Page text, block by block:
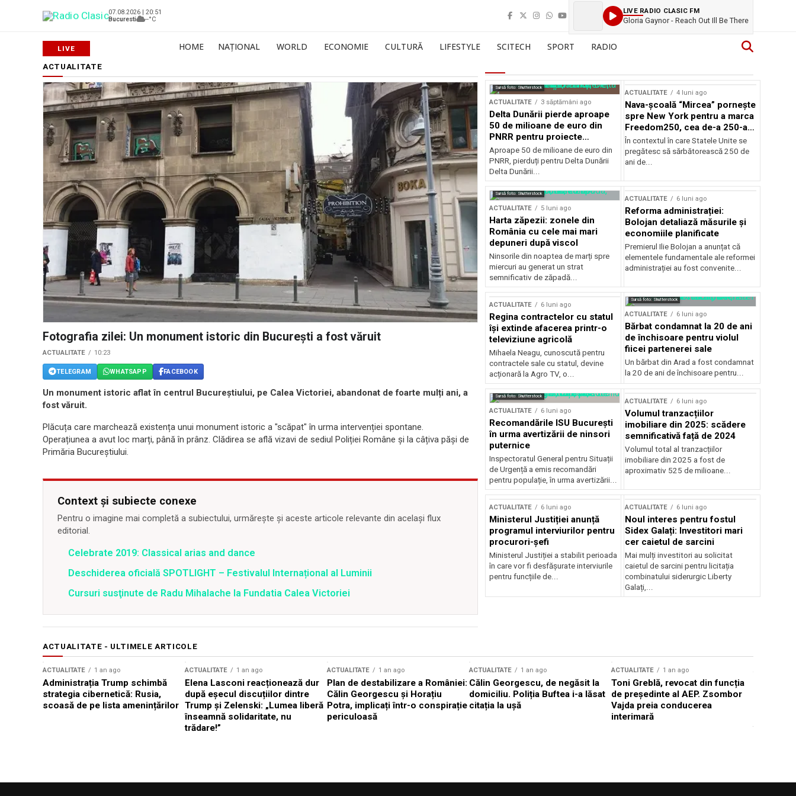
07.08.2026 | 20:51
Bucuresti
--°C
LIVE RADIO CLASIC FM
Gloria Gaynor - Reach Out Ill Be There
HOME NAȚIONAL WORLD ECONOMIE CULTURĂ LIFESTYLE SCITECH SPORT RADIO
ACTUALITATE
Fotografia zilei: Un monument istoric din București a fost văruit
ACTUALITATE 10:23
TELEGRAM WHATSAPP FACEBOOK
Un monument istoric aflat în centrul Bucureștiului, pe Calea Victoriei, abandonat de foarte mulți ani, a
fost văruit.
Plăcuța care marchează existența unui monument istoric a "scăpat" în urma intervenției spontane.
Operațiunea a avut loc marți, până în prânz. Clădirea se află vizavi de sediul Poliției Române și la câțiva păși de
Primăria Bucureștiului.
Context și subiecte conexe
Pentru o imagine mai completă a subiectului, urmărește și aceste articole relevante din același flux
editorial.
Celebrate 2019: Classical arias and dance
Deschiderea oficială SPOTLIGHT – Festivalul Internațional al Luminii
Cursuri susţinute de Radu Mihalache la Fundatia Calea Victoriei
Sursă foto: Shutterstock
ACTUALITATE 3 săptămâni ago
Delta Dunării pierde aproape
50 de milioane de euro din
PNRR pentru proiecte
esențiale
Aproape 50 de milioane de euro din
PNRR, pierduți pentru Delta Dunării
Delta Dunării...
ACTUALITATE 4 luni ago
Nava-școală “Mircea” pornește
spre New York pentru a marca
Freedom250, cea de-a 250-a
aniversare a Statelor Unite
În contextul în care Statele Unite se
pregătesc să sărbătorească 250 de
ani de...
Sursă foto: Shutterstock
ACTUALITATE 5 luni ago
Harta zăpezii: zonele din
România cu cele mai mari
depuneri după viscol
Ninsorile din noaptea de marți spre
miercuri au generat un strat
semnificativ de zăpadă...
ACTUALITATE 6 luni ago
Reforma administrației:
Bolojan detaliază măsurile și
economiile planificate
Premierul Ilie Bolojan a anunțat că
elementele fundamentale ale reformei
administrației au fost convenite...
ACTUALITATE 6 luni ago
Regina contractelor cu statul
își extinde afacerea printr-o
televiziune agricolă
Mihaela Neagu, cunoscută pentru
contractele sale cu statul, devine
acționară la Agro TV, o...
Sursă foto: Shutterstock
ACTUALITATE 6 luni ago
Bărbat condamnat la 20 de ani
de închisoare pentru violul
fiicei partenerei sale
Un bărbat din Arad a fost condamnat
la 20 de ani de închisoare pentru...
Sursă foto: Shutterstock
ACTUALITATE 6 luni ago
Recomandările ISU București
în urma avertizării de ninsori
puternice
Inspectoratul General pentru Situații
de Urgență a emis recomandări
pentru populație, în urma avertizării...
ACTUALITATE 6 luni ago
Volumul tranzacțiilor
imobiliare din 2025: scădere
semnificativă față de 2024
Volumul total al tranzacțiilor
imobiliare din 2025 a fost de
aproximativ 525 de milioane...
ACTUALITATE 6 luni ago
Ministerul Justiției anunță
programul interviurilor pentru
procurori-șefi
Ministerul Justiției a stabilit perioada
în care vor fi desfășurate interviurile
pentru funcțiile de...
ACTUALITATE 6 luni ago
Noul interes pentru fostul
Sidex Galați: Investitori mari
cer caietul de sarcini
Mai mulți investitori au solicitat
caietul de sarcini pentru licitația
combinatului siderurgic Liberty
Galați,...
ACTUALITATE - ULTIMELE ARTICOLE
ACTUALITATE 1 an ago
Administrația Trump schimbă
strategia cibernetică: Rusia,
scoasă de pe lista amenințărilor
ACTUALITATE 1 an ago
Elena Lasconi reacționează dur
după eșecul discuțiilor dintre
Trump și Zelenski: „Lumea liberă
înseamnă solidaritate, nu
trădare!”
ACTUALITATE 1 an ago
Plan de destabilizare a României:
Călin Georgescu și Horațiu
Potra, implicați într-o conspirație
periculoasă
ACTUALITATE 1 an ago
Călin Georgescu, de negăsit la
domiciliu. Poliția Buftea i-a lăsat
citația la ușă
ACTUALITATE 1 an ago
Toni Greblă, revocat din funcția
de președinte al AEP. Zsombor
Vajda preia conducerea
interimară